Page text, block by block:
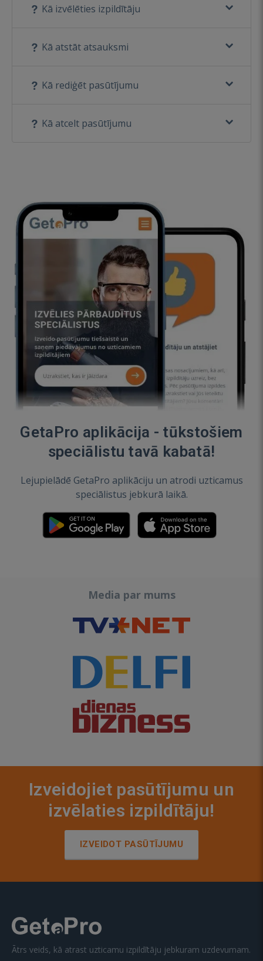
Kā izvēlēties izpildītāju
Kā atstāt atsauksmi
Kā rediģēt pasūtījumu
Kā atcelt pasūtījumu
GetaPro aplikācija - tūkstošiem
speciālistu tavā kabatā!
Lejupielādē GetaPro aplikāciju un atrodi uzticamus
speciālistus jebkurā laikā.
Media par mums
Izveidojiet pasūtījumu un
izvēlaties izpildītāju!
IZVEIDOT PASŪTĪJUMU
Ātrs veids, kā atrast uzticamu izpildītāju jebkuram uzdevumam.